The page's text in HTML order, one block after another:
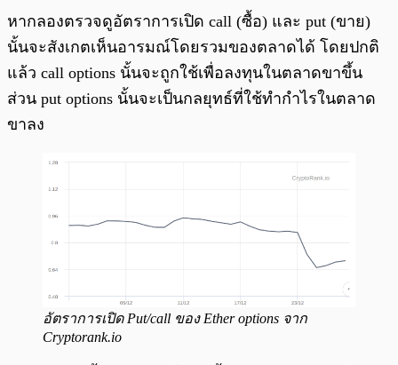
หากลองตรวจดูอัตราการเปิด call (ซื้อ) และ put (ขาย)
นั้นจะสังเกตเห็นอารมณ์โดยรวมของตลาดได้ โดยปกติ
แล้ว call options นั้นจะถูกใช้เพื่อลงทุนในตลาดขาขึ้น
ส่วน put options นั้นจะเป็นกลยุทธ์ที่ใช้ทำกำไรในตลาด
ขาลง
อัตราการเปิด Put/call ของ Ether options จาก
Cryptorank.io